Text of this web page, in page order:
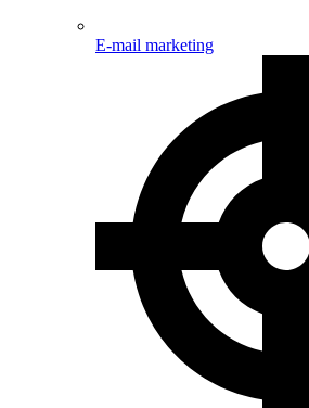
E-mail marketing